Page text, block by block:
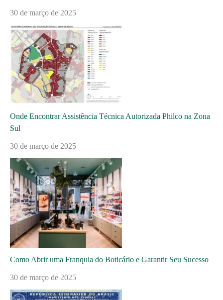
30 de março de 2025
Onde Encontrar Assistência Técnica Autorizada Philco na Zona
Sul
30 de março de 2025
Como Abrir uma Franquia do Boticário e Garantir Seu Sucesso
30 de março de 2025